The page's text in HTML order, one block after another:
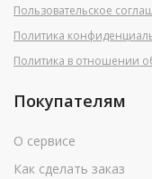
Пользовательское
Политика
Политика в отношении
Покупателям
О сервисе
Как сделать заказ